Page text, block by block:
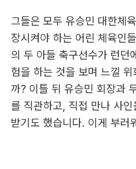
그들은 모두 유승민 대한체
장시켜야 하는 어린 체육인
의 두 아들 축구선수가 런던
험을 하는 것을 보며 느낄 위
까? 이틀 뒤 유승민 회장과
를 직관하고, 직접 만나 사
받기도 했습니다. 이게 부러